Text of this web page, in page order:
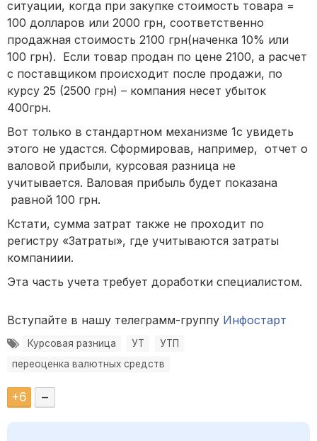
ситуации, когда при закупке стоимость товара =
100 долларов или 2000 грн, соответственно
продажная стоимость 2100 грн(наченка 10% или
100 грн). Если товар продан по цене 2100, а расчет
с поставщиком происходит после продажи, по
курсу 25 (2500 грн) – компания несет убыток
400грн.
Вот только в стандартном механизме 1с увидеть
этого не удастся. Сформировав, например, отчет о
валовой прибыли, курсовая разница не
учитывается. Валовая прибыль будет показана
равной 100 грн.
Кстати, сумма затрат также не проходит по
регистру «Затраты», где учитываются затраты
компаниии.
Эта часть учета требует доработки специалистом.
Вступайте в нашу телеграмм-группу Инфостарт
Курсовая разница УТ
УТП
переоценка валютных средств
+6 –